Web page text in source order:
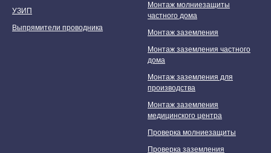
УЗИП
Выпрямители проводника
Монтаж молниезащиты
частного дома
Монтаж заземления
Монтаж заземления частного
дома
Монтаж заземления для
производства
Монтаж заземления
медицинского центра
Проверка молниезащиты
Проверка заземления